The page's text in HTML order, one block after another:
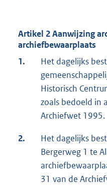
Artikel 2 Aanwijzing
archiefbewaarplaats
1.
Het dagelijks
Historisch
zoals bedoeld in
Archiefwet 1995.
2.
Het dagelijks
Bergerweg 1 te
31 van de